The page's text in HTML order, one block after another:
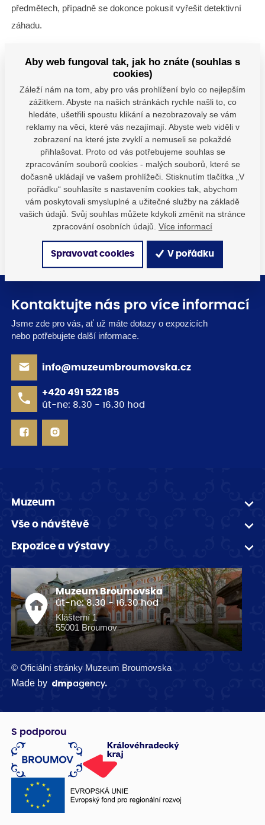
předmětech, případně se dokonce pokusit vyřešit detektivní
záhadu.
Vernisáž proběhne 24. června v 17 hodin, výstava bude
Výstava vznikla za podpory Ministerstva kultury
Máte dotazy?
Kontaktujte nás
SDÍLEJTE:
Kontaktujte nás pro více informací
Jsme zde pro vás, ať už máte dotazy o expozicích
nebo potřebujete další informace.
info@muzeumbroumovska.cz
+420 491 522 185
út-ne: 8.30 - 16.30 hod
Muzeum
Vše o návštěvě
Expozice a výstavy
Muzeum Broumovska
út-ne: 8.30 - 16.30 hod
Klášterní 1
55001 Broumov
© Oficiální stránky Muzeum Broumovska
Made by
S podporou
Aby web fungoval tak, jak ho znáte (souhlas s
cookies)
Záleží nám na tom, aby pro vás prohlížení bylo co nejlepším
zážitkem. Abyste na našich stránkách rychle našli to, co
hledáte, ušetřili spoustu klikání a nezobrazovaly se vám
reklamy na věci, které vás nezajímají. Abyste web viděli v
zobrazení na které jste zvyklí a nemuseli se pokaždé
přihlašovat. Proto od vás potřebujeme souhlas se
zpracováním souborů cookies - malých souborů, které se
dočasně ukládají ve vašem prohlížeči. Stisknutím tlačítka „V
pořádku“ souhlasíte s nastavením cookies tak, abychom
vám poskytovali smysluplné a užitečné služby na základě
vašich údajů. Svůj souhlas můžete kdykoli změnit na stránce
zpracování osobních údajů. Více informací
Spravovat cookies V pořádku